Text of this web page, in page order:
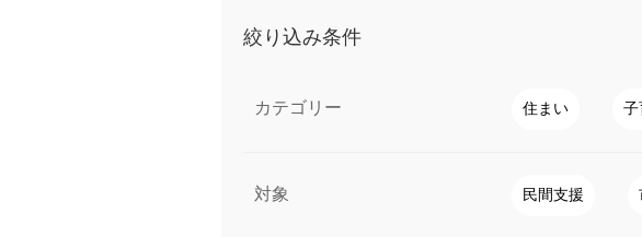
絞り込み条件
カテゴリー 住まい 子
対象 民間支援